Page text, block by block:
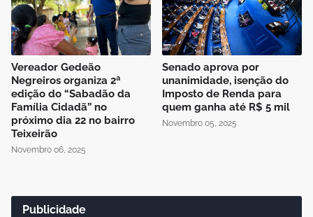
Vereador Gedeão
Negreiros organiza 2ª
edição do “Sabadão da
Família Cidadã” no
próximo dia 22 no bairro
Teixeirão
Novembro 06, 2025
Senado aprova por
unanimidade, isenção do
Imposto de Renda para
quem ganha até R$ 5 mil
Novembro 05, 2025
Publicidade